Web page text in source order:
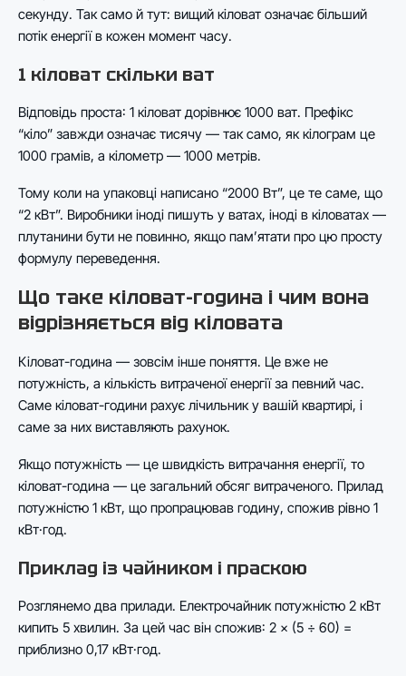
секунду. Так само й тут: вищий кіловат означає більший
потік енергії в кожен момент часу.
1 кіловат скільки ват
Відповідь проста: 1 кіловат дорівнює 1000 ват. Префікс
“кіло” завжди означає тисячу — так само, як кілограм це
1000 грамів, а кілометр — 1000 метрів.
Тому коли на упаковці написано “2000 Вт”, це те саме, що
“2 кВт”. Виробники іноді пишуть у ватах, іноді в кіловатах —
плутанини бути не повинно, якщо пам’ятати про цю просту
формулу переведення.
Що таке кіловат-година і чим вона
відрізняється від кіловата
Кіловат-година — зовсім інше поняття. Це вже не
потужність, а кількість витраченої енергії за певний час.
Саме кіловат-години рахує лічильник у вашій квартирі, і
саме за них виставляють рахунок.
Якщо потужність — це швидкість витрачання енергії, то
кіловат-година — це загальний обсяг витраченого. Прилад
потужністю 1 кВт, що пропрацював годину, спожив рівно 1
кВт·год.
Приклад із чайником і праскою
Розглянемо два прилади. Електрочайник потужністю 2 кВт
кипить 5 хвилин. За цей час він спожив: 2 × (5 ÷ 60) =
приблизно 0,17 кВт·год.